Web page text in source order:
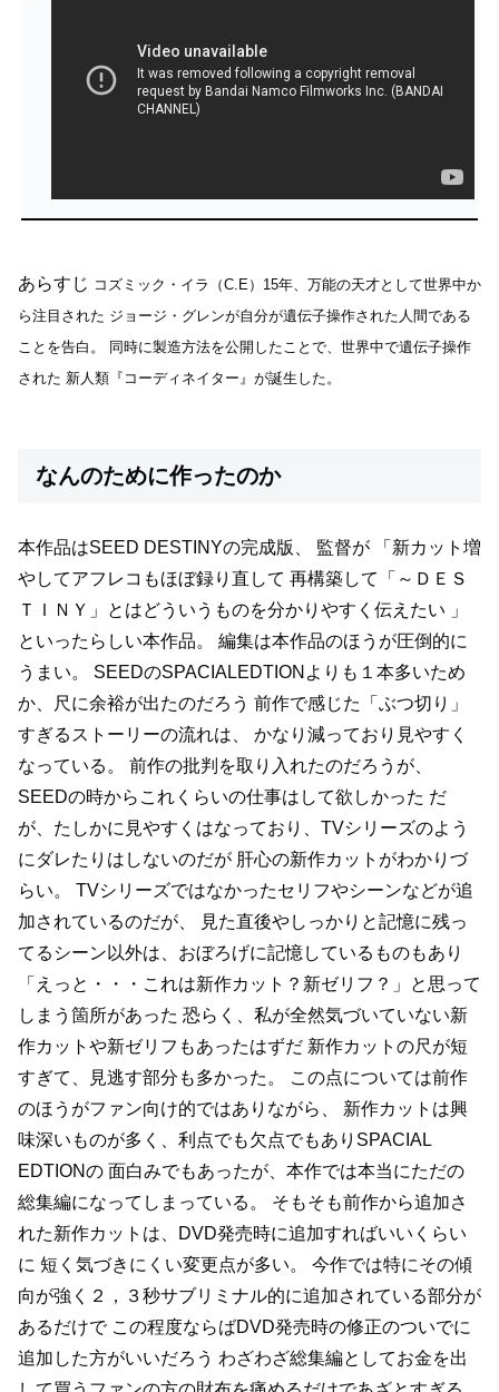
あらすじ コズミック・イラ（C.E）15年、万能の天才として世界中か
ら注目された ジョージ・グレンが自分が遺伝子操作された人間である
ことを告白。
同時に製造方法を公開したことで、世界中で遺伝子操作
された 新人類『コーディネイター』が誕生した。
なんのために作ったのか
本作品はSEED DESTINYの完成版、 監督が 「新カット増
やしてアフレコもほぼ録り直して 再構築して「～ＤＥＳ
ＴＩＮＹ」とはどういうものを分かりやすく伝えたい 」
といったらしい本作品。
編集は本作品のほうが圧倒的に
うまい。
SEEDのSPACIALEDTIONよりも１本多いため
か、尺に余裕が出たのだろう 前作で感じた「ぶつ切り」
すぎるストーリーの流れは、
かなり減っており見やすく
なっている。
前作の批判を取り入れたのだろうが、
SEEDの時からこれくらいの仕事はして欲しかった だ
が、たしかに見やすくはなっており、TVシリーズのよう
にダレたりはしないのだが 肝心の新作カットがわかりづ
らい。
TVシリーズではなかったセリフやシーンなどが追
加されているのだが、
見た直後やしっかりと記憶に残っ
てるシーン以外は、おぼろげに記憶しているものもあり
「えっと・・・これは新作カット？新ゼリフ？」と思って
しまう箇所があった 恐らく、私が全然気づいていない新
作カットや新ゼリフもあったはずだ 新作カットの尺が短
すぎて、見逃す部分も多かった。
この点については前作
のほうがファン向け的ではありながら、
新作カットは興
味深いものが多く、利点でも欠点でもありSPACIAL
EDTIONの 面白みでもあったが、本作では本当にただの
総集編になってしまっている。
そもそも前作から追加さ
れた新作カットは、DVD発売時に追加すればいいくらい
に 短く気づきにくい変更点が多い。
今作では特にその傾
向が強く２，３秒サブリミナル的に追加されている部分が
あるだけでこの程度ならばDVD発売時の修正のついでに
追加した方がいいだろう わざわざ総集編としてお金を出